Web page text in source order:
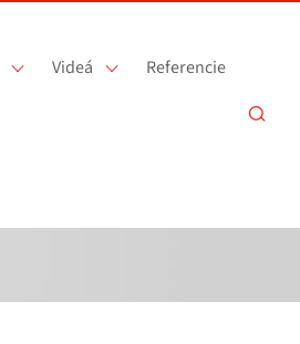
Videá Referencie